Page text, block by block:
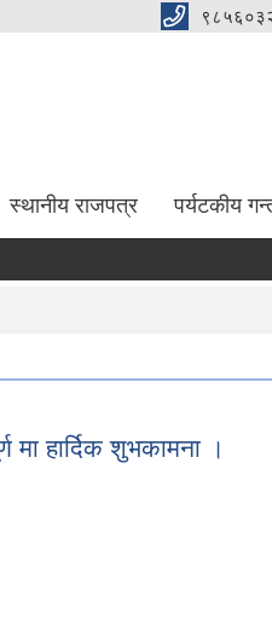
स्थानीय राजपत्र पर्यटकीय
मा हार्दिक शुभकामना ।